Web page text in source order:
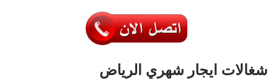
شغالات ايجار شهري الرياض